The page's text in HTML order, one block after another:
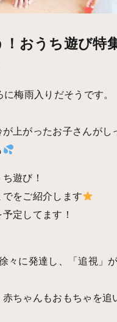
おうち遊び特
梅雨入りだそうです。
上がったお子さんがし
遊び！
をご紹介します
定してます！
々に発達し、「追視」
ちゃんもおもちゃを追